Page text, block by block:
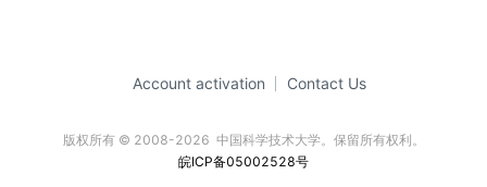
Account activation Contact Us
版权所有 © 2008-2026  中国科学技术大学。保留所有权利。
皖ICP备05002528号